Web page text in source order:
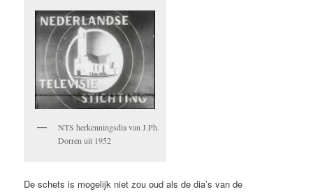
NTS herkenningsdia van J.Ph.
Dorren uit 1952
De schets is mogelijk niet zou oud als de dia’s van de